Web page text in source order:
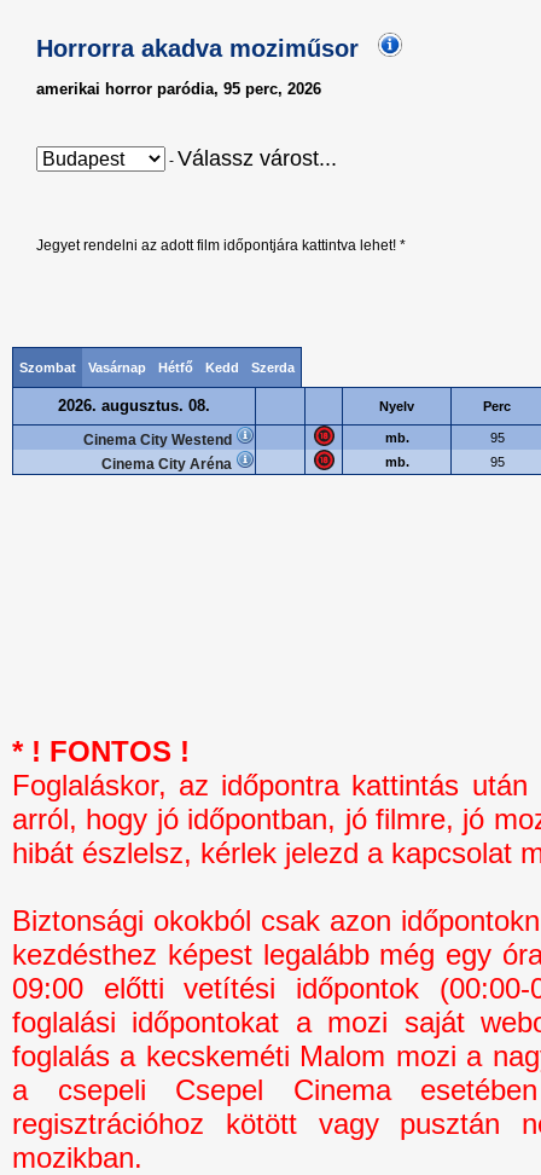
Horrorra akadva moziműsor
amerikai horror paródia, 95 perc, 2026
- Válassz várost...
Jegyet rendelni az adott film időpontjára kattintva lehet! *
Szombat Vasárnap Hétfő Kedd Szerda
2026. augusztus. 08. Nyelv Perc
Cinema City Westend mb. 95
Cinema City Aréna mb. 95
* ! FONTOS !
Foglaláskor, az időpontra kattintás
arról, hogy jó időpontban, jó filmre, jó
hibát észlelsz, kérlek jelezd a kapcsolat
Biztonsági okokból csak azon
kezdésthez képest legalább még egy
09:00 előtti vetítési időpontok
foglalási időpontokat a mozi saját
foglalás a kecskeméti Malom mozi a
a csepeli Csepel Cinema
regisztrációhoz kötött vagy pusztán
mozikban.